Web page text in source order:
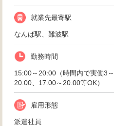
就業先最寄駅
なんば駅、難波駅
勤務時間
15:00～20:00（時間内で実働3
20:00、17:00～20:00等OK）
雇用形態
派遣社員